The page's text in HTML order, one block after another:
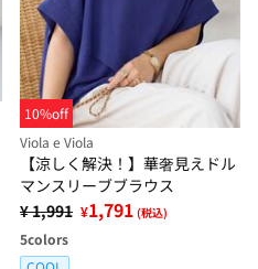
10%off
Viola e Viola
【涼しく解決！】華奢見えドル
マンスリーブブラウス
¥ 1,991 ¥1,791 (税込)
5colors